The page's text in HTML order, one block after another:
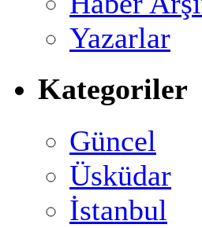
Yazarlar
Kategoriler
Güncel
Üsküdar
İstanbul